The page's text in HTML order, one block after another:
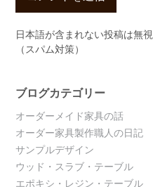
日本語が含まれない投稿は無
（スパム対策）
ブログカテゴリー
オーダーメイド家具の話
オーダー家具製作職人の日記
サンプルデザイン
ウッド・スラブ・テーブル
エポキシ・レジン・テーブル